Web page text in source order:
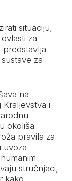
situaciju,
za
za
na
i
okoliša
pravila za
uvoza
stručnjaci,
kako